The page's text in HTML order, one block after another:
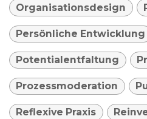
Organisationsdesign
Persönliche Entwicklung
Potentialentfaltung
Prozessmoderation
Reflexive Praxis